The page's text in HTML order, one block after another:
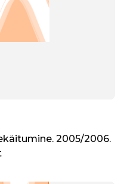
2005/2006.